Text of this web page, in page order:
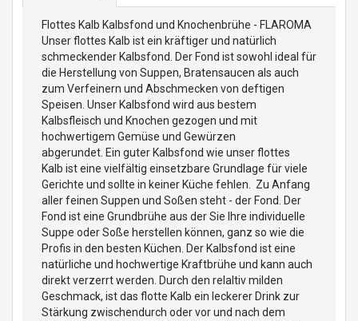
Flottes Kalb Kalbsfond und Knochenbrühe - FLAROMA
Unser flottes Kalb ist ein kräftiger und natürlich
schmeckender Kalbsfond. Der Fond ist sowohl ideal für
die Herstellung von Suppen, Bratensaucen als auch
zum Verfeinern und Abschmecken von deftigen
Speisen. Unser Kalbsfond wird aus bestem
Kalbsfleisch und Knochen gezogen und mit
hochwertigem Gemüse und Gewürzen
abgerundet. Ein guter Kalbsfond wie unser flottes
Kalb ist eine vielfältig einsetzbare Grundlage für viele
Gerichte und sollte in keiner Küche fehlen. Zu Anfang
aller feinen Suppen und Soßen steht - der Fond. Der
Fond ist eine Grundbrühe aus der Sie Ihre individuelle
Suppe oder Soße herstellen können, ganz so wie die
Profis in den besten Küchen. Der Kalbsfond ist eine
natürliche und hochwertige Kraftbrühe und kann auch
direkt verzerrt werden. Durch den relaltiv milden
Geschmack, ist das flotte Kalb ein leckerer Drink zur
Stärkung zwischendurch oder vor und nach dem